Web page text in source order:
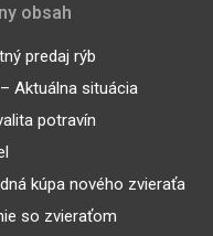
obsah
predaj rýb
Aktuálna situácia
potravín
kúpa nového zvieraťa
so zvieraťom